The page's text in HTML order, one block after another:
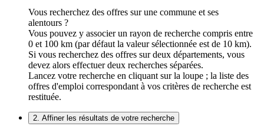
Vous recherchez des offres sur une commune et ses
alentours ?
Vous pouvez y associer un rayon de recherche compris entre
0 et 100 km (par défaut la valeur sélectionnée est de 10 km).
Si vous recherchez des offres sur deux départements, vous
devez alors effectuer deux recherches séparées.
Lancez votre recherche en cliquant sur la loupe ; la liste des
offres d'emploi correspondant à vos critères de recherche est
restituée.
2. Affiner les résultats de votre recherche